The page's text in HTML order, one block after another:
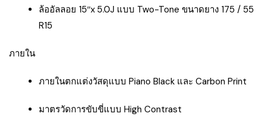
ล้ออัลลอย 15″x 5.0J แบบ Two-Tone ขนาดยาง 175 / 55
R15
ภายใน
ภายในตกแต่งวัสดุแบบ Piano Black และ Carbon Print
มาตรวัดการขับขี่แบบ High Contrast